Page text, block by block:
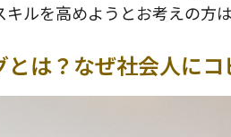
ルを高めようとお考えの方
とは？なぜ社会人に